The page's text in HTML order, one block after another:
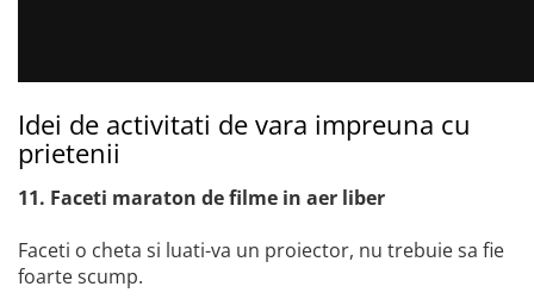
Idei de activitati de vara impreuna cu
prietenii
11. Faceti maraton de filme in aer liber
Faceti o cheta si luati-va un proiector, nu trebuie sa fie
foarte scump.